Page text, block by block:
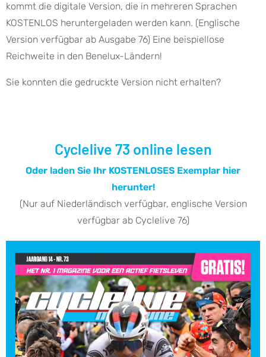
kommt die digitale Version, die in mehreren Sprachen
KOSTENLOS heruntergeladen werden kann. (Englische
Version verfügbar ab Ausgabe 76) Eine beispiellose
Reichweite in den Benelux-Ländern!
Sie konnten die gedruckte Version nicht erhalten?
Cyclelive 73 online lesen
Oder laden Sie Ihr KOSTENLOSES Exemplar hier
herunter!
(Nur auf Niederländisch verfügbar, englische Version
verfügbar ab Cyclelive 76)